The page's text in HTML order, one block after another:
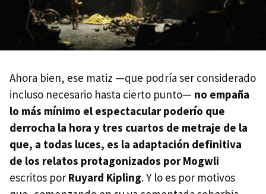
Ahora bien, ese matiz —que podría ser considerado
incluso necesario hasta cierto punto— no empaña
lo más mínimo el espectacular poderío que
derrocha la hora y tres cuartos de metraje de la
que, a todas luces, es la adaptación definitiva
de los relatos protagonizados por Mogwli
escritos por Ruyard Kipling. Y lo es por motivos